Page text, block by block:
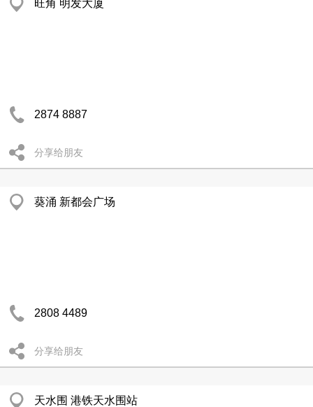
旺角 明发大厦
2874 8887
分享给朋友
葵涌 新都会广场
2808 4489
分享给朋友
天水围 港铁天水围站